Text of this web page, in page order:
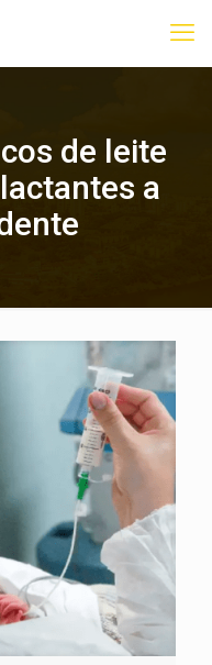
de leite
a